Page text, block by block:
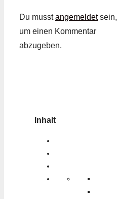
Du musstangemeldetsein,
um einen Kommentar
abzugeben.
Inhalt